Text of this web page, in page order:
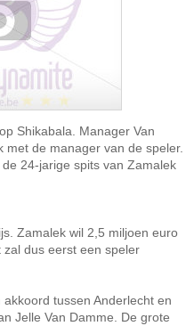
Shikabala. Manager Van
de manager van de speler.
24-jarige spits van Zamalek
Zamalek wil 2,5 miljoen euro
dus eerst een speler
tussen Anderlecht en
Jelle Van Damme. De grote